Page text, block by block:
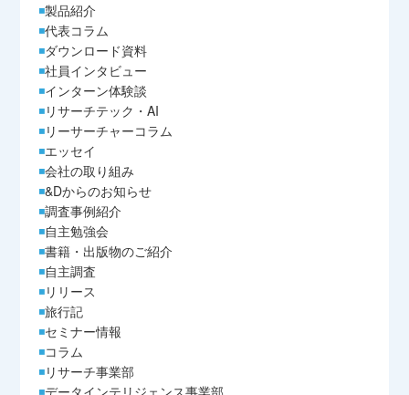
製品紹介
代表コラム
ダウンロード資料
社員インタビュー
インターン体験談
リサーチテック・AI
リーサーチャーコラム
エッセイ
会社の取り組み
&Dからのお知らせ
調査事例紹介
自主勉強会
書籍・出版物のご紹介
自主調査
リリース
旅行記
セミナー情報
コラム
リサーチ事業部